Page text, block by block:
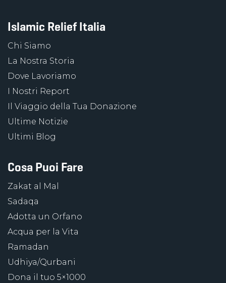
Islamic Relief Italia
Chi Siamo
La Nostra Storia
Dove Lavoriamo
I Nostri Report
Il Viaggio della Tua Donazione
Ultime Notizie
Ultimi Blog
Cosa Puoi Fare
Zakat al Mal
Sadaqa
Adotta un Orfano
Acqua per la Vita
Ramadan
Udhiya/Qurbani
Dona il tuo 5×1000